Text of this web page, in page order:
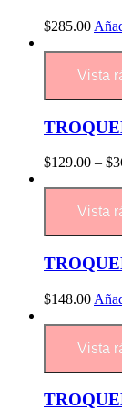
$285.00
Vista
$129.00 – $
Vista
$148.00
Vista